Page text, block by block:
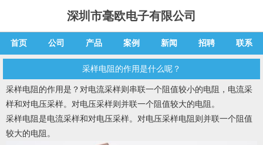
深圳市毫欧电子有限公司
首页 公司 产品 案例 新闻 招聘 联系
采样电阻的作用是什么呢？
采样电阻 的作用是？对电流采样则串联一个阻值较小的电阻，电流采
样和对电压采样。对电压采样则并联一个阻值较大的电阻。
采样电阻 是电流采样和对电压采样。对电压采样电阻 则并联一个阻值
较大的电阻。